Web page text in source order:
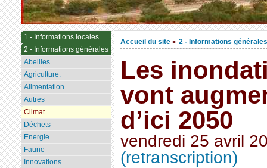
Accueil du site > 2 - Informations générales
Les
vont
d’ici 2050
vendredi 25 avril
(retranscription)
1 - Informations locales
2 - Informations générales
Abeilles
Agriculture.
Alimentation
Autres
Climat
Déchets
Energie
Faune
Innovations